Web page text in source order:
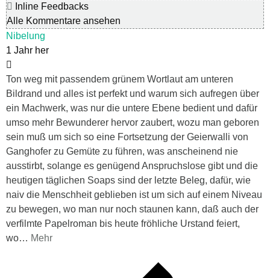
Inline Feedbacks
Alle Kommentare ansehen
Nibelung
1 Jahr her
Ton weg mit passendem grünem Wortlaut am unteren
Bildrand und alles ist perfekt und warum sich aufregen über
ein Machwerk, was nur die untere Ebene bedient und dafür
umso mehr Bewunderer hervor zaubert, wozu man geboren
sein muß um sich so eine Fortsetzung der Geierwalli von
Ganghofer zu Gemüte zu führen, was anscheinend nie
ausstirbt, solange es genügend Anspruchslose gibt und die
heutigen täglichen Soaps sind der letzte Beleg, dafür, wie
naiv die Menschheit geblieben ist um sich auf einem Niveau
zu bewegen, wo man nur noch staunen kann, daß auch der
verfilmte Papelroman bis heute fröhliche Urstand feiert,
wo… Mehr